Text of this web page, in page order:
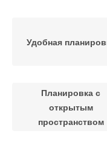
Удобная
Планировка с
открытым
пространством